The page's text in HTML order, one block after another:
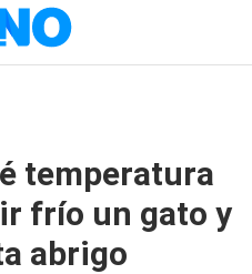
temperatura
frío un gato y
abrigo